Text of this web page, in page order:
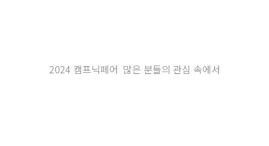
2024 캠프닉페어 많은 분들의 관심 속에서